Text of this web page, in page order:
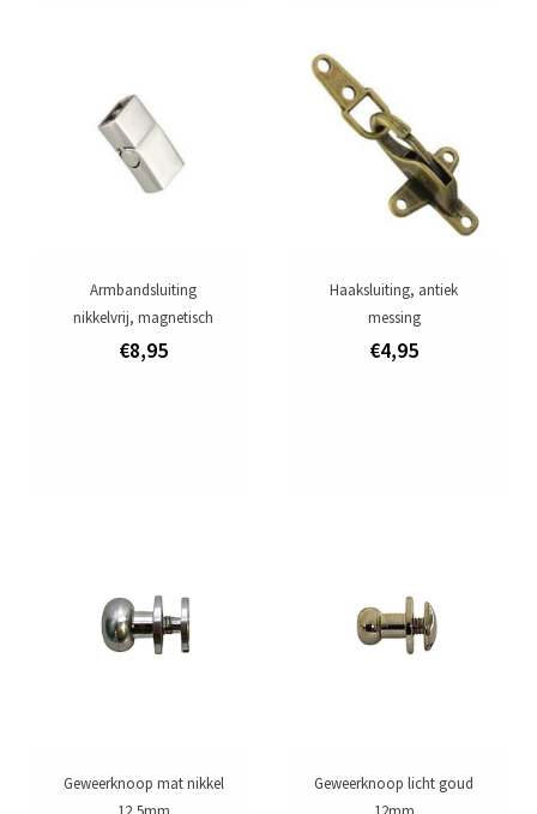
Armbandsluiting
nikkelvrij, magnetisch
€8,95
Haaksluiting, antiek
messing
€4,95
Geweerknoop mat nikkel
Geweerknoop licht goud